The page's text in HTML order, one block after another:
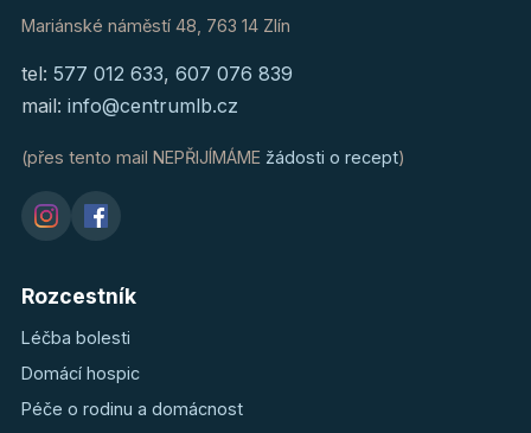
Mariánské náměstí 48, 763 14 Zlín
tel: 577 012 633, 607 076 839
mail: info@centrumlb.cz
(přes tento mail NEPŘIJÍMÁME žádosti o recept)
Rozcestník
Léčba bolesti
Domácí hospic
Péče o rodinu a domácnost